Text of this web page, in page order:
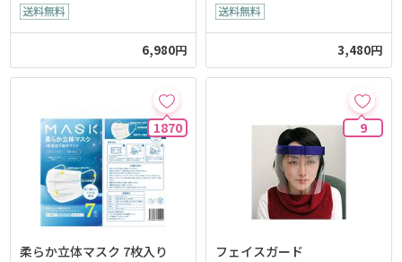
6,980円 3,480円
1870
柔らか立体マスク 7枚入り
9
フェイスガード